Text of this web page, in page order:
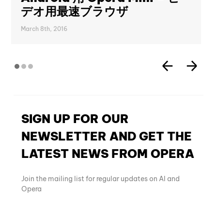
デオ用最速ブラウザ
March 8th, 2016
SIGN UP FOR OUR
NEWSLETTER AND GET THE
LATEST NEWS FROM OPERA
Join the mailing list for regular updates on AI and
Opera